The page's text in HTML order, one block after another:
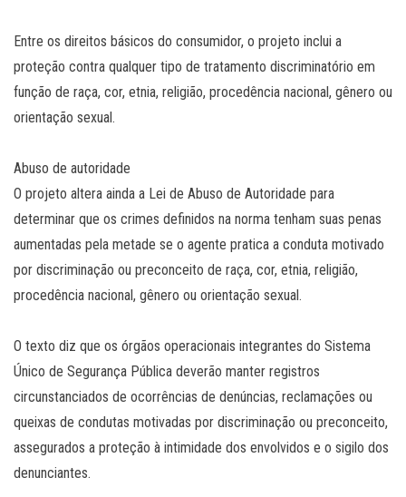
Entre os direitos básicos do consumidor, o projeto inclui a
proteção contra qualquer tipo de tratamento discriminatório em
função de raça, cor, etnia, religião, procedência nacional, gênero ou
orientação sexual.
Abuso de autoridade
O projeto altera ainda a Lei de Abuso de Autoridade para
determinar que os crimes definidos na norma tenham suas penas
aumentadas pela metade se o agente pratica a conduta motivado
por discriminação ou preconceito de raça, cor, etnia, religião,
procedência nacional, gênero ou orientação sexual.
O texto diz que os órgãos operacionais integrantes do Sistema
Único de Segurança Pública deverão manter registros
circunstanciados de ocorrências de denúncias, reclamações ou
queixas de condutas motivadas por discriminação ou preconceito,
assegurados a proteção à intimidade dos envolvidos e o sigilo dos
denunciantes.